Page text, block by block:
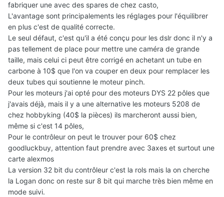
fabriquer une avec des spares de chez casto,
L'avantage sont principalements les réglages pour l'équilibrer
en plus c'est de qualité correcte.
Le seul défaut, c'est qu'il a été conçu pour les dslr donc il n'y a
pas tellement de place pour mettre une caméra de grande
taille, mais celui ci peut être corrigé en achetant un tube en
carbone à 10$ que l'on va couper en deux pour remplacer les
deux tubes qui soutienne le moteur pinch.
Pour les moteurs j'ai opté pour des moteurs DYS 22 pôles que
j'avais déjà, mais il y a une alternative les moteurs 5208 de
chez hobbyking (40$ la pièces) ils marcheront aussi bien,
même si c'est 14 pôles,
Pour le contrôleur on peut le trouver pour 60$ chez
goodluckbuy, attention faut prendre avec 3axes et surtout une
carte alexmos
La version 32 bit du contrôleur c'est la rols mais la on cherche
la Logan donc on reste sur 8 bit qui marche très bien même en
mode suivi.